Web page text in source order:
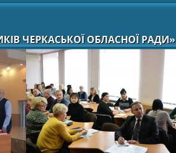
ЧЕРКАСЬКОЇ ОБЛАСНОЇ РАДИ»